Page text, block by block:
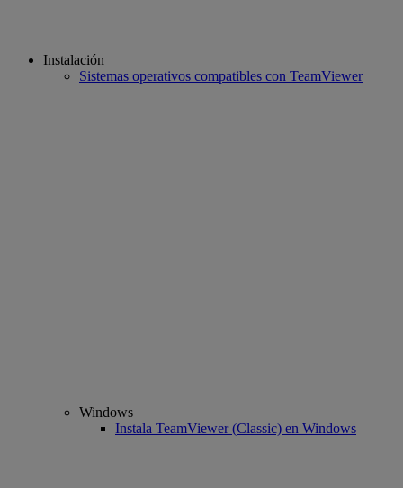
Instalación
Sistemas operativos compatibles con TeamViewer
Windows
Instala TeamViewer (Classic) en Windows